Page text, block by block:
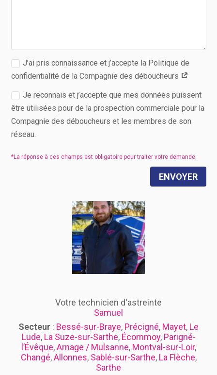
J’ai pris connaissance et j’accepte la Politique de
confidentialité de la Compagnie des déboucheurs
Je reconnais et j’accepte que mes données puissent
être utilisées pour de la prospection commerciale pour la
Compagnie des déboucheurs et les membres de son
réseau.
ENVOYER
Votre technicien d'astreinte
Samuel
Secteur : Bessé-sur-Braye, Précigné, Mayet, Le
Lude, La Suze-sur-Sarthe, Écommoy, Parigné-
l’Évêque,Arnage / Mulsanne, Montval-sur-Loir,
Changé,Allonnes, Sablé-sur-Sarthe, La Flèche,
Sarthe